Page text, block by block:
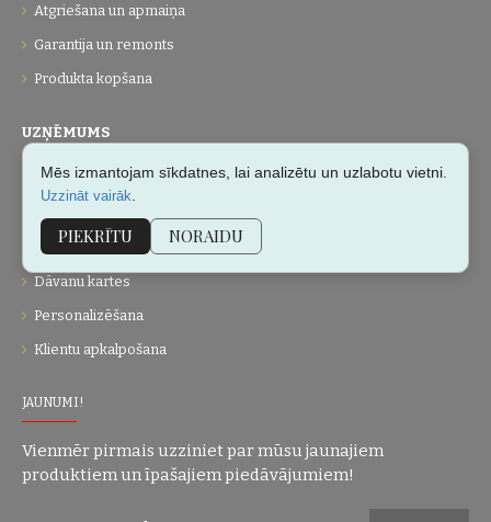
Atgriešana un apmaiņa
Garantija un remonts
Produkta kopšana
UZŅĒMUMS
Par mums
Vietnes karte
Dāvanu kartes
Personalizēšana
Klientu apkalpošana
JAUNUMI!
Vienmēr pirmais uzziniet par mūsu jaunajiem
produktiem un īpašajiem piedāvājumiem!
Mēs izmantojam sīkdatnes, lai analizētu un uzlabotu vietni.
Uzzināt vairāk
PIEKRĪTU NORAIDU